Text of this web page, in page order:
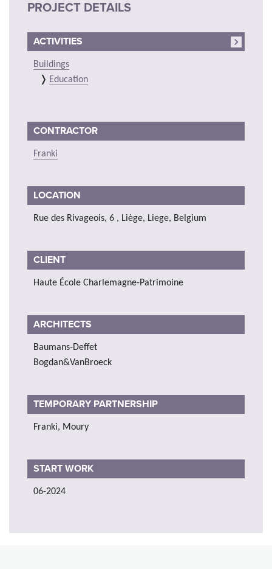
PROJECT DETAILS
ACTIVITIES
Buildings
Education
CONTRACTOR
Franki
LOCATION
Rue des Rivageois, 6 , Liège, Liege, Belgium
CLIENT
Haute École Charlemagne-Patrimoine
ARCHITECTS
Baumans-Deffet
Bogdan&VanBroeck
TEMPORARY PARTNERSHIP
Franki, Moury
START WORK
06-2024